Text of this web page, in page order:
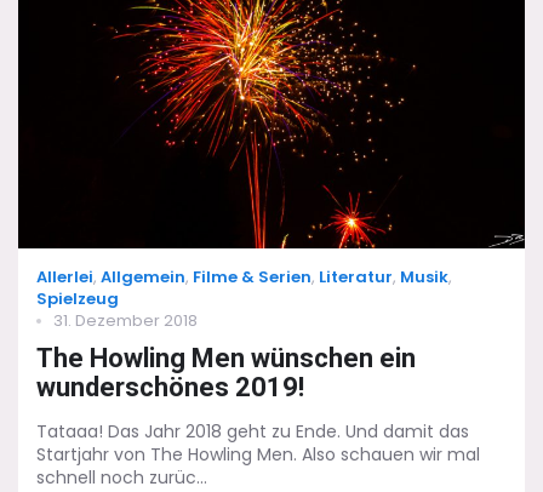
Categories
Allerlei, Allgemein, Filme & Serien, Literatur, Musik,
Spielzeug
Posted
on
31. Dezember 2018
The Howling Men wünschen ein
wunderschönes 2019!
Tataaa! Das Jahr 2018 geht zu Ende. Und damit das
Startjahr von The Howling Men. Also schauen wir mal
schnell noch zurüc...